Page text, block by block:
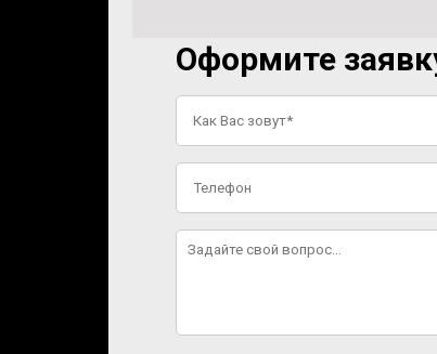
Оформите